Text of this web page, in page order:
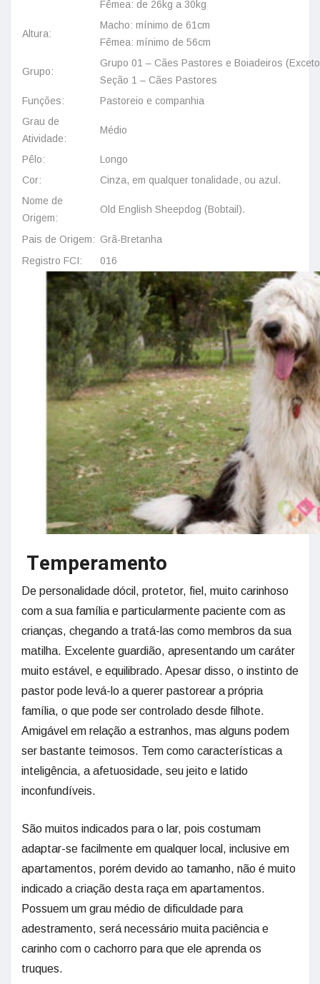
Fêmea: de 26kg a 30kg
Altura:
Macho: mínimo de 61cm
Fêmea: mínimo de 56cm
Grupo:
Grupo 01 – Cães Pastores e Boiadeiros
Seção 1 – Cães Pastores
Funções:
Pastoreio e companhia
Grau de
Atividade:
Médio
Pêlo:
Longo
Cor:
Cinza, em qualquer tonalidade, ou azul.
Nome de
Origem:
Old English Sheepdog (Bobtail).
Pais de Origem: Grã-Bretanha
Registro FCI:
016
Temperamento
De personalidade dócil, protetor, fiel, muito carinhoso
com a sua família e particularmente paciente com as
crianças, chegando a tratá-las como membros da sua
matilha. Excelente guardião, apresentando um caráter
muito estável, e equilibrado. Apesar disso, o instinto de
pastor pode levá-lo a querer pastorear a própria
família, o que pode ser controlado desde filhote.
Amigável em relação a estranhos, mas alguns podem
ser bastante teimosos. Tem como características a
inteligência, a afetuosidade, seu jeito e latido
inconfundíveis.
São muitos indicados para o lar, pois costumam
adaptar-se facilmente em qualquer local, inclusive em
apartamentos, porém devido ao tamanho, não é muito
indicado a criação desta raça em apartamentos.
Possuem um grau médio de dificuldade para
adestramento, será necessário muita paciência e
carinho com o cachorro para que ele aprenda os
truques.